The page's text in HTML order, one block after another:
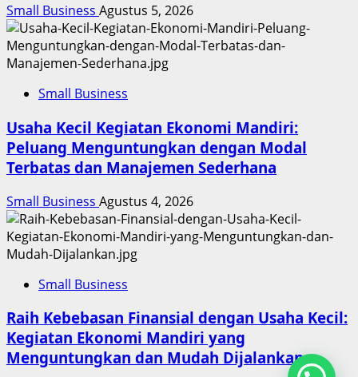
Small Business Agustus 5, 2026
Small Business
Usaha Kecil Kegiatan Ekonomi Mandiri:
Peluang Menguntungkan dengan Modal
Terbatas dan Manajemen Sederhana
Small Business Agustus 4, 2026
Small Business
Raih Kebebasan Finansial dengan Usaha Kecil:
Kegiatan Ekonomi Mandiri yang
Menguntungkan dan Mudah Dijalankan